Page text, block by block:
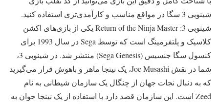
شینوبی 3 سگا در مواقع مناسب و کارآمدی‌تری استفاده کنید.
شینوبی 3: Return of the Ninja Master یکی از بازی‌های اکشن
کلاسیک و پلتفرمینگ است که توسط Sega در سال 1993 برای
کنسول سگا جنسیس (Sega Genesis) منتشر شد. در شینوبی 3،
شما در نقش Joe Musashi، یک نینجا ماهر و باهوش قرار می‌گیرید
که به دنبال نجات جهان از چنگال یک سازمان شیطانی به نام
Zeed است. این سازمان قصد دارد با استفاده از یک نینجا جوان به